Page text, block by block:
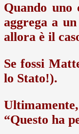
Quando uno
aggrega a
allora è il
Se fossi
lo Stato!).
“Questo ha